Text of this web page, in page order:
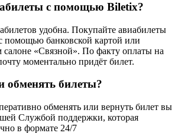
с помощью Biletix?
удобна. Покупайте авиабилеты
помощью банковской картой или
«Связной». По факту оплаты на
моментально придёт билет.
обменять билеты?
обменять или вернуть билет вы
Службой поддержки, которая
в формате 24/7